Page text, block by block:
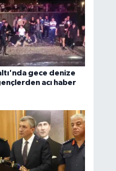
gece denize
acı haber